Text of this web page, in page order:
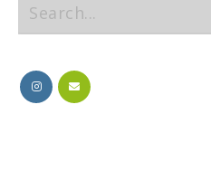
Search...